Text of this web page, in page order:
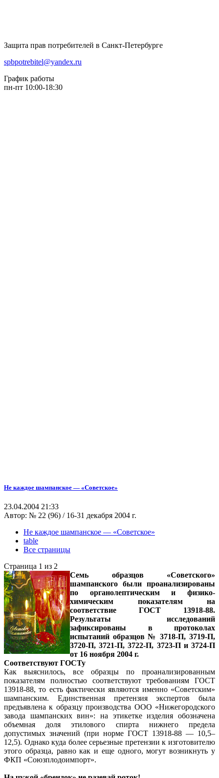
Защита прав потребителей в Санкт-Петербурге
spbpotrebitel@yandex.ru
График работы
пн-пт 10:00-18:30
Не каждое шампанское — «Советское»
23.04.2004 21:33
Автор: № 22 (96) / 16-31 декабря 2004 г.
Не каждое шампанское — «Советское»
table
Все страницы
Страница 1 из 2
Семь образцов «Советского»
шампанского были проанализированы
по органолептическим и физико-
химическим показателям на
соответствие ГОСТ 13918-88.
Результаты исследований
зафиксированы в протоколах
испытаний образцов № 3718-П, 3719-П,
3720-П, 3721-П, 3722-П, 3723-П и 3724-П
от 16 ноября 2004 г.
Соответствуют ГОСТу
Как выяснилось, все образцы по проанализированным
показателям полностью соответствуют требованиям ГОСТ
13918-88, то есть фактически являются именно «Советским»
шампанским. Единственная претензия экспертов была
предъявлена к образцу производства ООО «Нижегородского
завода шампанских вин»: на этикетке изделия обозначена
объемная доля этилового спирта нижнего предела
допустимых значений (при норме ГОСТ 13918-88 — 10,5–
12,5). Однако куда более серьезные претензии к изготовителю
этого образца, равно как и еще одного, могут возникнуть у
ФКП «Союзплодоимпорт».